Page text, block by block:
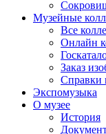
Музейные
Все
Онлайн
Заказ
Справки
Экспомузыка
О музее
История